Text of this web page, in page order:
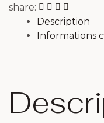
share:
Description
Informations